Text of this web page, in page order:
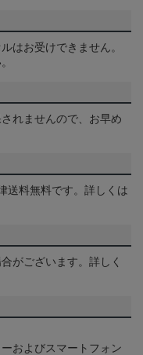
はお受けできません。
れませんので、お早め
送料無料です。詳しくは
がございます。詳しく
およびスマートフォン